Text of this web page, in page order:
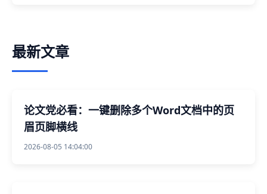
最新文章
论文党必看：一键删除多个Word文档中的页
眉页脚横线
2026-08-05 14:04:00